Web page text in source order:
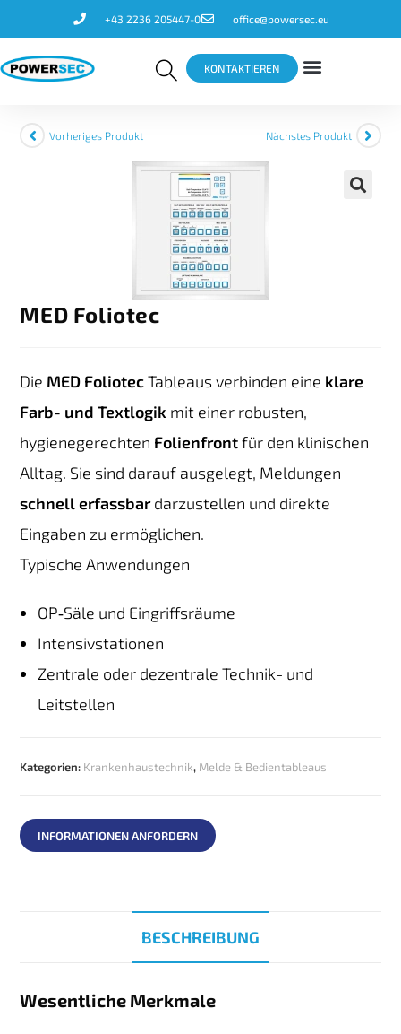
+43 2236 205447-0 office@powersec.eu
KONTAKTIEREN
Vorheriges Produkt Nächstes Produkt
MED Foliotec
Die MED FoliotecTableaus verbinden eine klare
Farb- und Textlogik mit einer robusten,
hygienegerechten Folienfrontfür den klinischen
Alltag. Sie sind darauf ausgelegt, Meldungen
schnell erfassbardarzustellen und direkte
Eingaben zu ermöglichen.
Typische Anwendungen
OP‑Säle und Eingriffsräume
Intensivstationen
Zentrale oder dezentrale Technik- und
Leitstellen
Kategorien: Krankenhaustechnik, Melde & Bedientableaus
INFORMATIONEN ANFORDERN
BESCHREIBUNG
Wesentliche Merkmale